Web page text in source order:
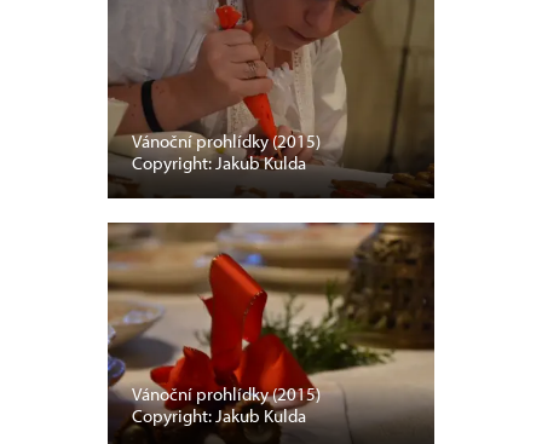
Vánoční prohlídky (2015)
Copyright: Jakub Kulda
Vánoční prohlídky (2015)
Copyright: Jakub Kulda